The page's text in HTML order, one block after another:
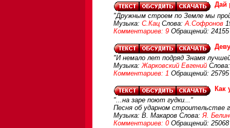
Дай
"Дружным строем по Земле мы
Музыка: С.Кац Слова:А.Софронов
Комментариев: 9 Обращений: 24155
"И немало лет подряд Знамя
Музыка:Жарковский Евгений
Комментариев: 1 Обращений: 25795
Как
"...на заре поют гудки..."
Песня об ударном строительстве
Музыка: В. Макаров Слова:Я.
Комментариев: 0 Обращений: 25068